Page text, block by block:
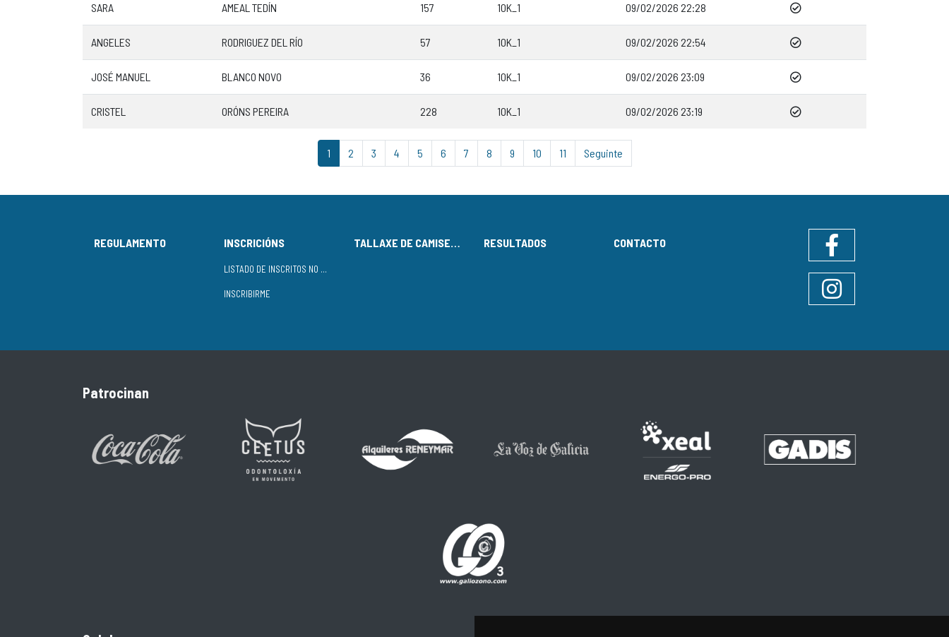
SARA AMEAL TEDÍN 157 10K_1 09/02/2026 22:28
ANGELES RODRIGUEZ DEL RÍO 57 10K_1 09/02/2026 22:54
JOSÉ MANUEL BLANCO NOVO 36 10K_1 09/02/2026 23:09
CRISTEL ORÓNS PEREIRA 228 10K_1 09/02/2026 23:19
1 2 3 4 5 6 7 8 9 10 11 Seguinte
REGULAMENTO INSCRICIÓNS
LISTADO DE INSCRITOS NO CIRCUÍTO
INSCRIBIRME
TALLAXE DE CAMISETAS RESULTADOS CONTACTO
Instagram
Patrocinan